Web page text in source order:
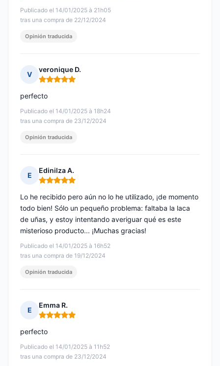
Publicado el 14/01/2025 à 21h05
tras una compra de 22/12/2024
Opinión traducida
V
veronique D.
Nota: 5 de 5
Publicado el 14/01/2025 à 18h24
tras una compra de 23/12/2024
perfecto
Opinión traducida
E
Edinilza A.
Nota: 5 de 5
Publicado el 14/01/2025 à 16h52
tras una compra de 19/12/2024
Lo he recibido pero aún no lo he utilizado, ¡de momento
todo bien! Sólo un pequeño problema: faltaba la laca
de uñas, y estoy intentando averiguar qué es este
misterioso producto... ¡Muchas gracias!
Opinión traducida
E
Emma R.
Nota: 5 de 5
Publicado el 14/01/2025 à 11h52
tras una compra de 23/12/2024
perfecto